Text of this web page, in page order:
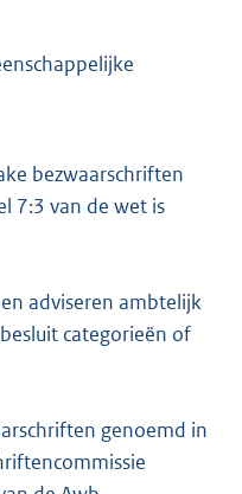
bezwaarschriften
7:3 van de wet is
adviseren ambtelijk
categorieën of
genoemd in